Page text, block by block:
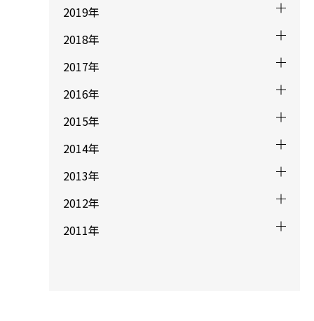
2019年
2018年
2017年
2016年
2015年
2014年
2013年
2012年
2011年